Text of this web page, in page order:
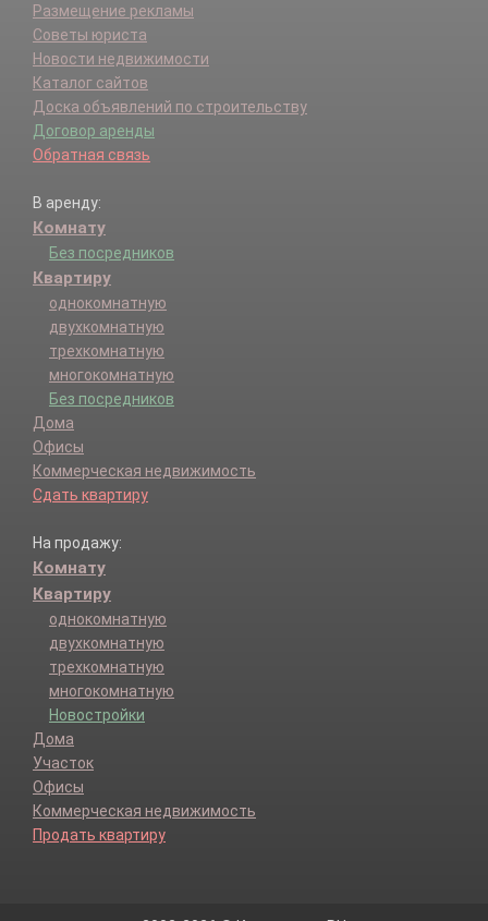
Размещение рекламы
Советы юриста
Новости недвижимости
Каталог сайтов
Доска объявлений по строительству
Договор аренды
Обратная связь
В аренду:
Комнату
Без посредников
Квартиру
однокомнатную
двухкомнатную
трехкомнатную
многокомнатную
Без посредников
Дома
Офисы
Коммерческая недвижимость
Сдать квартиру
На продажу:
Комнату
Квартиру
однокомнатную
двухкомнатную
трехкомнатную
многокомнатную
Новостройки
Дома
Участок
Офисы
Коммерческая недвижимость
Продать квартиру